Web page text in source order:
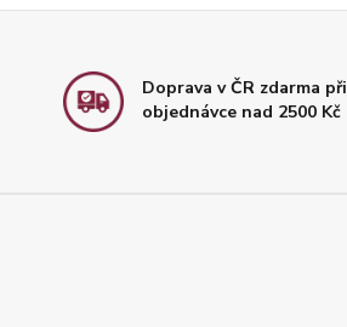
Doprava v ČR zdarma při
objednávce nad 2500 Kč